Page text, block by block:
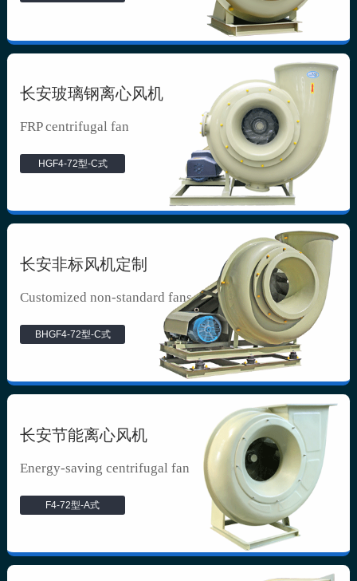
长安玻璃钢离心风机
FRP centrifugal fan
HGF4-72型-C式
长安非标风机定制
Customized non-standard fans
BHGF4-72型-C式
长安节能离心风机
Energy-saving centrifugal fan
F4-72型-A式